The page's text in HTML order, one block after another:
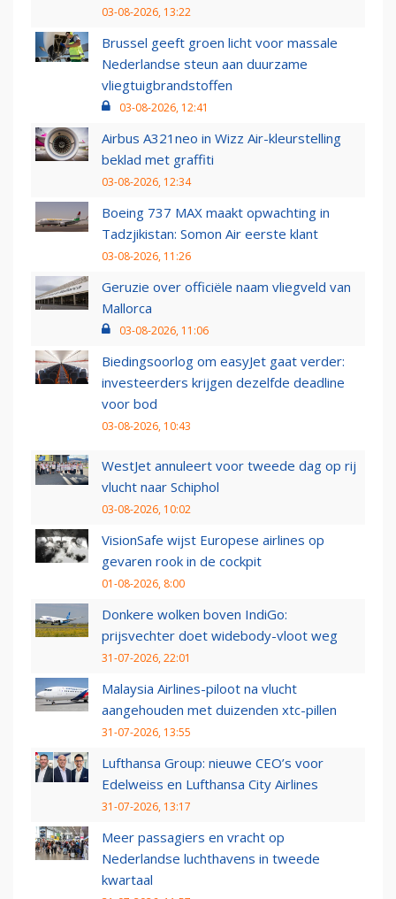
03-08-2026, 13:22
Brussel geeft groen licht voor massale
Nederlandse steun aan duurzame
vliegtuigbrandstoffen
03-08-2026, 12:41
Airbus A321neo in Wizz Air-kleurstelling
beklad met graffiti
03-08-2026, 12:34
Boeing 737 MAX maakt opwachting in
Tadzjikistan: Somon Air eerste klant
03-08-2026, 11:26
Geruzie over officiële naam vliegveld van
Mallorca
03-08-2026, 11:06
Biedingsoorlog om easyJet gaat verder:
investeerders krijgen dezelfde deadline
voor bod
03-08-2026, 10:43
WestJet annuleert voor tweede dag op rij
vlucht naar Schiphol
03-08-2026, 10:02
VisionSafe wijst Europese airlines op
gevaren rook in de cockpit
01-08-2026, 8:00
Donkere wolken boven IndiGo:
prijsvechter doet widebody-vloot weg
31-07-2026, 22:01
Malaysia Airlines-piloot na vlucht
aangehouden met duizenden xtc-pillen
31-07-2026, 13:55
Lufthansa Group: nieuwe CEO’s voor
Edelweiss en Lufthansa City Airlines
31-07-2026, 13:17
Meer passagiers en vracht op
Nederlandse luchthavens in tweede
kwartaal